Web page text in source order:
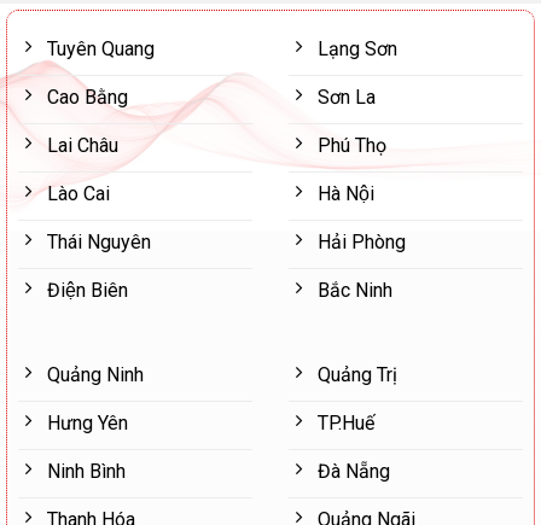
Tuyên Quang
Cao Bằng
Lai Châu
Lào Cai
Thái Nguyên
Điện Biên
Lạng Sơn
Sơn La
Phú Thọ
Hà Nội
Hải Phòng
Bắc Ninh
Quảng Ninh
Hưng Yên
Ninh Bình
Thanh Hóa
Quảng Trị
TP.Huế
Đà Nẵng
Quảng Ngãi